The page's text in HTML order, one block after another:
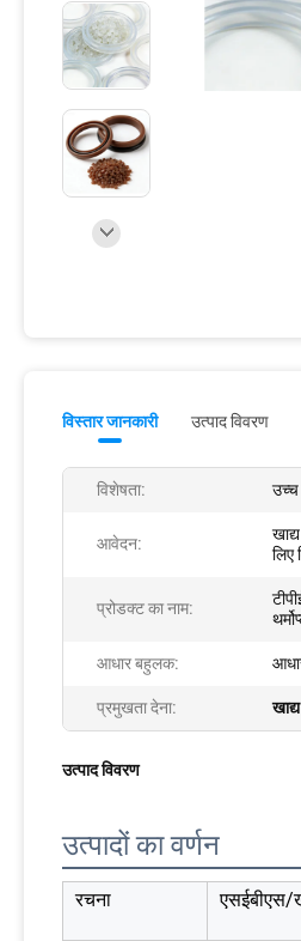
विस्तार जानकारी उत्पाद विवरण
विशेषता: उच्च
आवेदन:
लिए
प्रोडक्ट का नाम:
आधार बहुलक:
प्रमुखता देना:
उत्पाद विवरण
उत्पादों का वर्णन
रचना